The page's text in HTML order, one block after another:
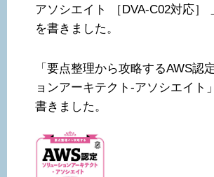
アソシエイト ［DVA-C02対応］
を書きました。
「要点整理から攻略するAWS認
ョンアーキテクト-アソシエイト
書きました。